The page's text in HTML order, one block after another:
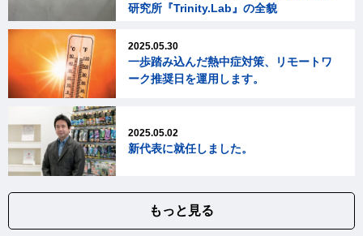
研究所『Trinity.Lab』の全貌
2025.05.30
一歩踏み込んだ熱中症対策、リモートワ
ーク推奨日を運用します。
2025.05.02
新代表に就任しました。
もっと見る